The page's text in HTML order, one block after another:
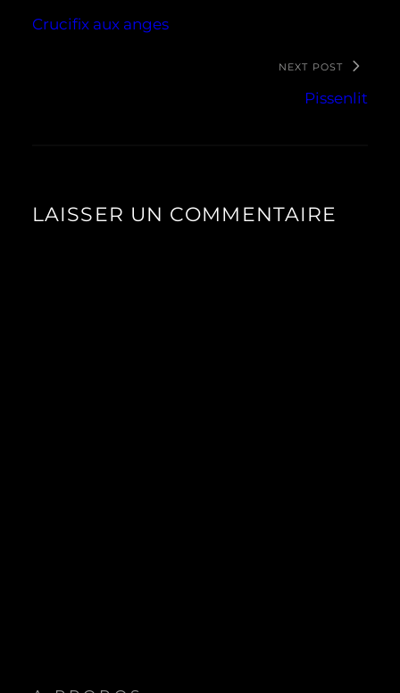
Crucifix aux anges
NEXT POST
Pissenlit
LAISSER UN COMMENTAIRE